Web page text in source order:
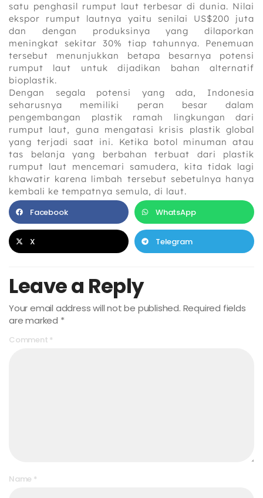
satu penghasil rumput laut terbesar di dunia. Nilai
ekspor rumput lautnya yaitu senilai US$200 juta
dan dengan produksinya yang dilaporkan
meningkat sekitar 30% tiap tahunnya. Penemuan
tersebut menunjukkan betapa besarnya potensi
rumput laut untuk dijadikan bahan alternatif
bioplastik.
Dengan segala potensi yang ada, Indonesia
seharusnya memiliki peran besar dalam
pengembangan plastik ramah lingkungan dari
rumput laut, guna mengatasi krisis plastik global
yang terjadi saat ini. Ketika botol minuman atau
tas belanja yang berbahan terbuat dari plastik
rumput laut mencemari samudera, kita tidak lagi
khawatir karena limbah tersebut sebetulnya hanya
kembali ke tempatnya semula, di laut.
Facebook
WhatsApp
X Telegram
Leave a Reply
Your email address will not be published. Required fields
are marked *
Comment *
Name *